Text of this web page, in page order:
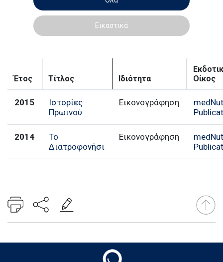
Εικαστικά
Έτος Τίτλος Ιδιότητα
Οίκος
2015
Ιστορίες
Πρωινού
Εικονογράφηση
2014
Το
Διατροφονήσι
Εικονογράφηση